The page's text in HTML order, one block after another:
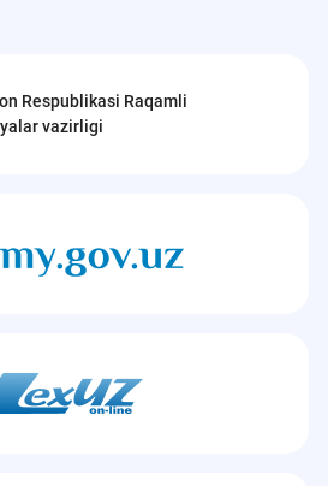
Respublikasi Raqamli
vazirligi